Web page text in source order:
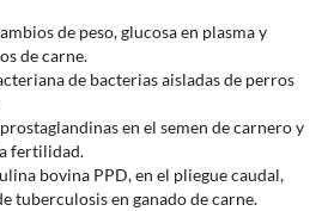
de peso, glucosa en plasma y
de carne.
de bacterias aisladas de perros
en el semen de carnero y
fertilidad.
bovina PPD, en el pliegue caudal,
tuberculosis en ganado de carne.